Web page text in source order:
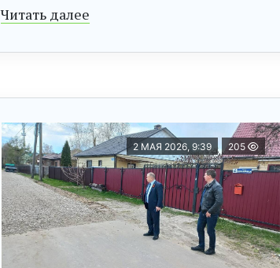
Читать далее
2 МАЯ 2026, 9:39 205